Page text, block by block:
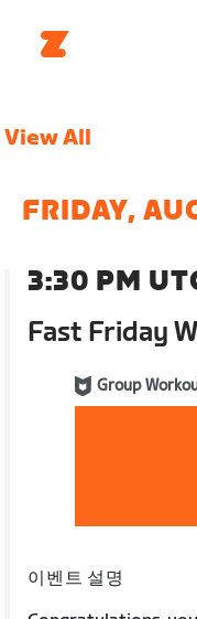
View All
FRIDAY,
3:30 PM
Fast Friday
Group
이벤트 설명